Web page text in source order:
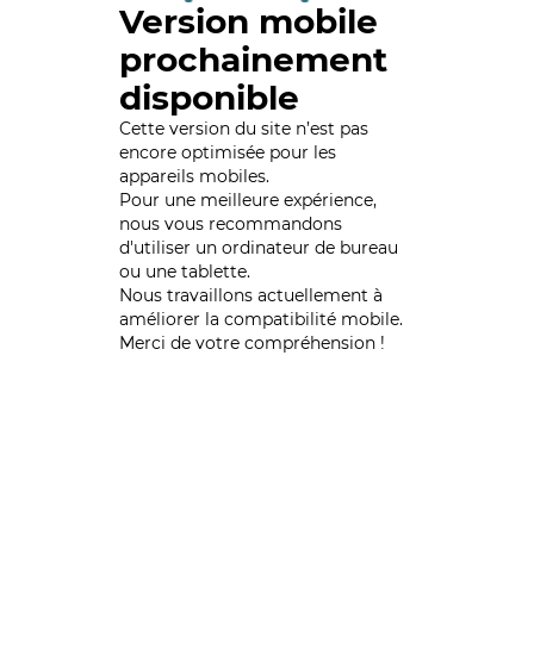
Version mobile
prochainement
disponible
Cette version du site n’est pas
encore optimisée pour les
appareils mobiles.
Pour une meilleure expérience,
nous vous recommandons
d'utiliser un ordinateur de bureau
ou une tablette.
Nous travaillons actuellement à
améliorer la compatibilité mobile.
Merci de votre compréhension !